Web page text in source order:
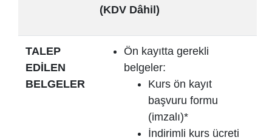
(KDV Dâhil)
TALEP
EDİLEN
BELGELER
Ön kayıtta gerekli
belgeler:
Kurs ön kayıt
başvuru formu
(imzalı)*
İndirimli kurs ücreti